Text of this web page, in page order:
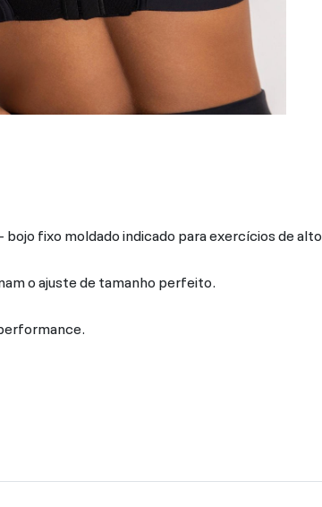
fixo moldado indicado para exercícios de alto
o ajuste de tamanho perfeito.